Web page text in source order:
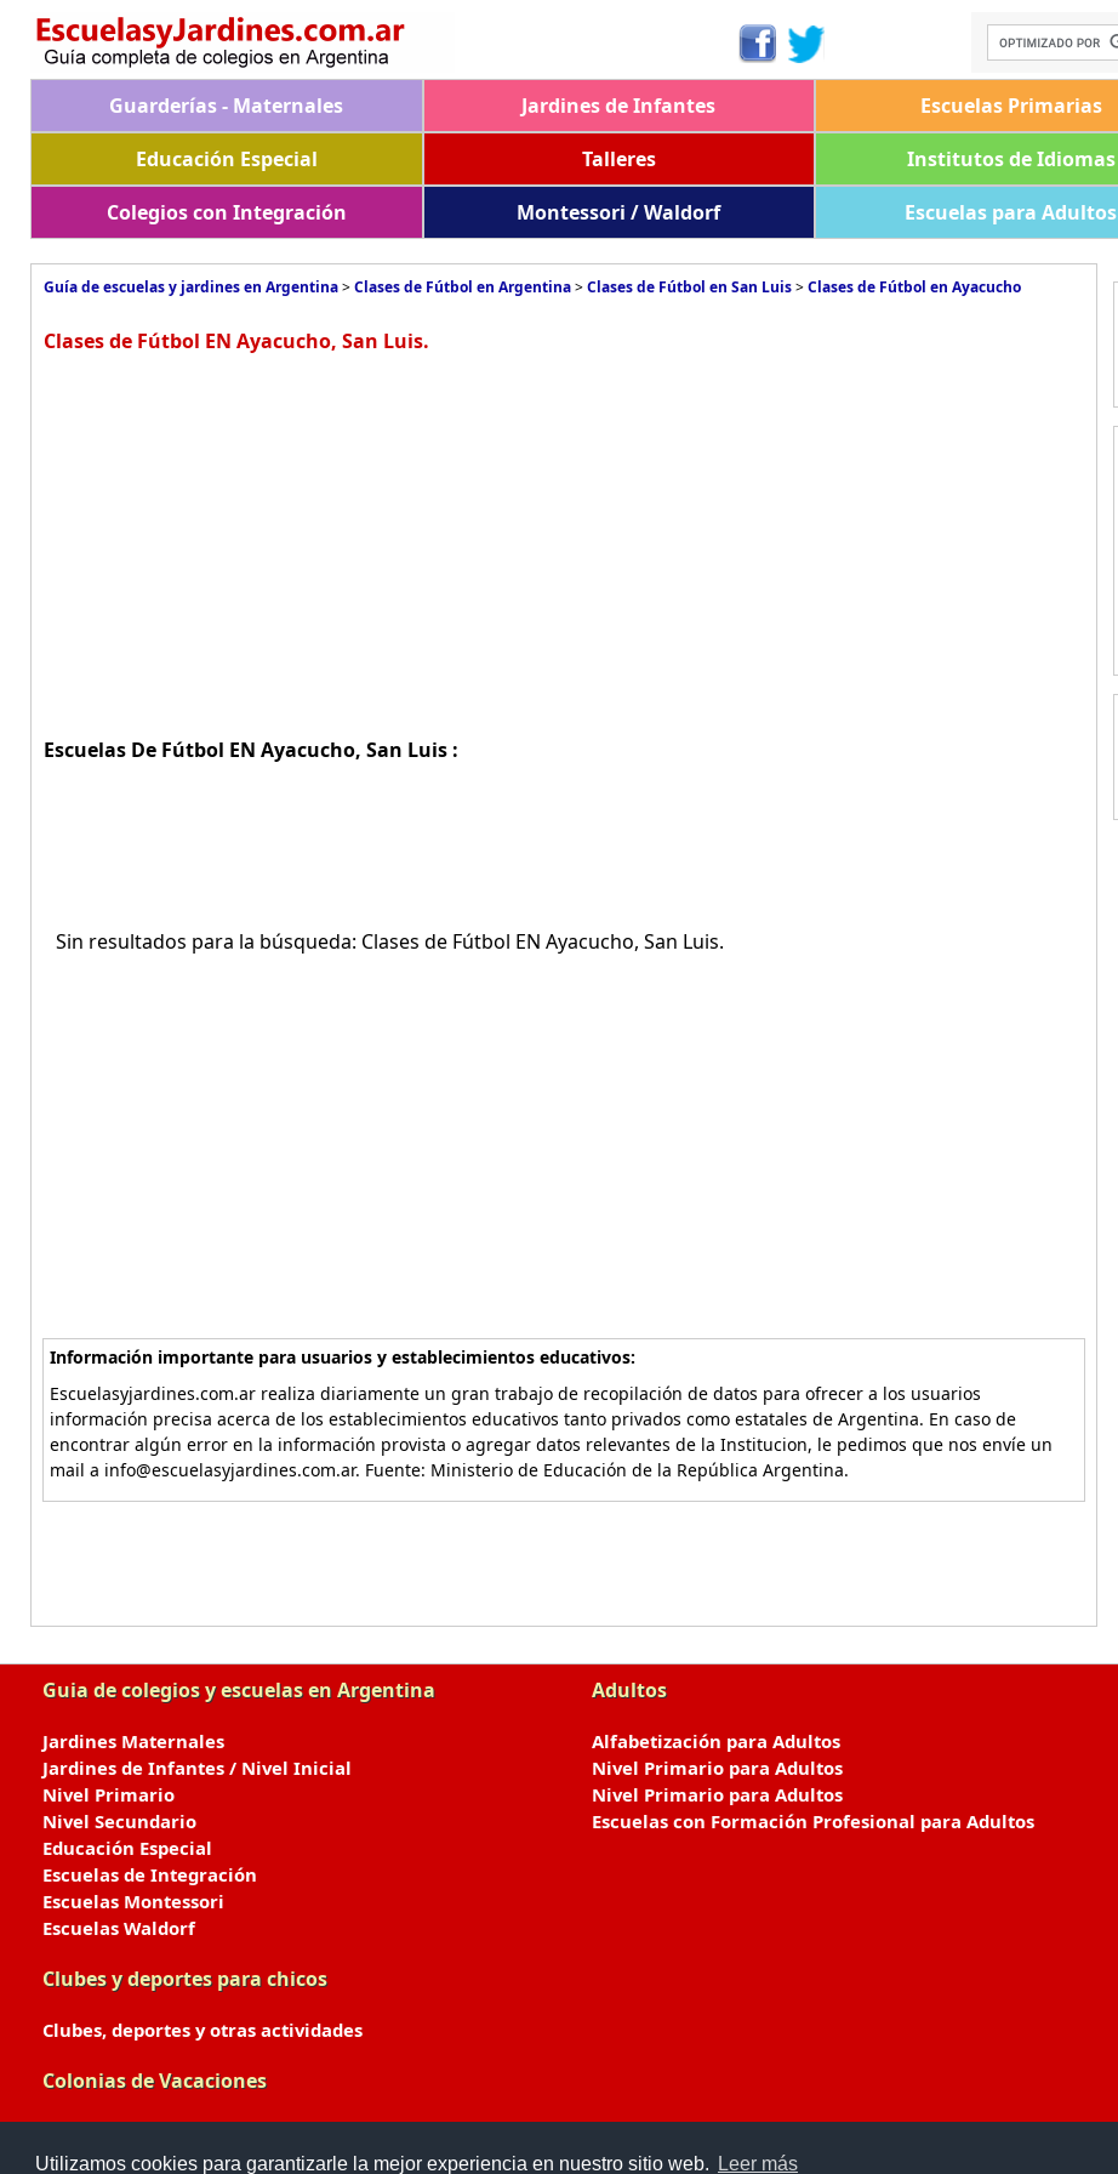
Utilizamos cookies para garantizarle la mejor experiencia en nuestro sitio web. Leer más
Guarderías - Maternales Jardines de Infantes Escuelas Primarias
Educación Especial
Talleres Institutos de Idiomas
Colegios con Integración
Montessori / Waldorf Escuelas para Adultos
Guía de escuelas y jardines en Argentina>Clases de Fútbol en Argentina>Clases de Fútbol en San Luis>Clases de Fútbol en Ayacucho
Clases de Fútbol EN Ayacucho, San Luis.
Escuelas De Fútbol EN Ayacucho, San Luis :
Sin resultados para la búsqueda: Clases de Fútbol EN Ayacucho, San Luis.
Información importante para usuarios y establecimientos educativos:
Escuelasyjardines.com.ar realiza diariamente un gran trabajo de recopilación de datos para ofrecer a los usuarios
información precisa acerca de los establecimientos educativos tanto privados como estatales de Argentina. En caso de
encontrar algún error en la información provista o agregar datos relevantes de la Institucion, le pedimos que nos envíe un
mail a info@escuelasyjardines.com.ar. Fuente: Ministerio de Educación de la República Argentina.
Guia de colegios y escuelas en Argentina
Jardines Maternales
Jardines de Infantes / Nivel Inicial
Nivel Primario
Nivel Secundario
Educación Especial
Escuelas de Integración
Escuelas Montessori
Escuelas Waldorf
Clubes y deportes para chicos
Clubes, deportes y otras actividades
Colonias de Vacaciones
Adultos
Alfabetización para Adultos
Nivel Primario para Adultos
Nivel Primario para Adultos
Escuelas con Formación Profesional para Adultos